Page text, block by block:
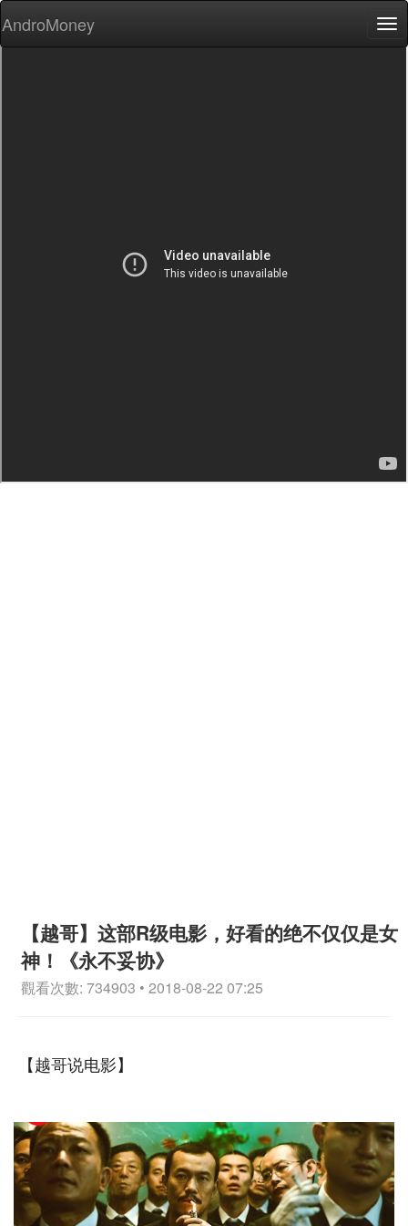
AndroMoney
【越哥】这部R级电影，好看的绝不仅仅是女
神！《永不妥协》
觀看次數: 734903 • 2018-08-22 07:25
【越哥说电影】